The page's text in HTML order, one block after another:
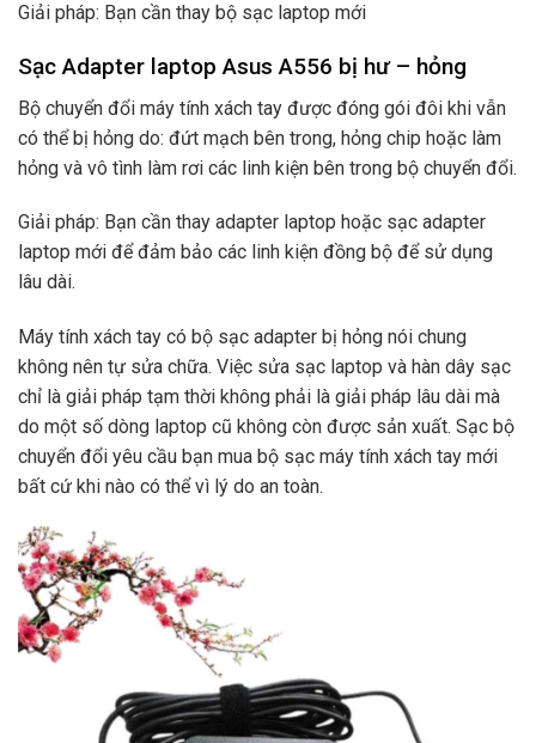
Giải pháp: Bạn cần thay bộ sạc laptop mới
Sạc Adapter laptop Asus A556 bị hư – hỏng
Bộ chuyển đổi máy tính xách tay được đóng gói đôi khi vẫn
có thể bị hỏng do: đứt mạch bên trong, hỏng chip hoặc làm
hỏng và vô tình làm rơi các linh kiện bên trong bộ chuyển đổi.
Giải pháp: Bạn cần thay adapter laptop hoặc sạc adapter
laptop mới để đảm bảo các linh kiện đồng bộ để sử dụng
lâu dài.
Máy tính xách tay có bộ sạc adapter bị hỏng nói chung
không nên tự sửa chữa. Việc sửa sạc laptop và hàn dây sạc
chỉ là giải pháp tạm thời không phải là giải pháp lâu dài mà
do một số dòng laptop cũ không còn được sản xuất. Sạc bộ
chuyển đổi yêu cầu bạn mua bộ sạc máy tính xách tay mới
bất cứ khi nào có thể vì lý do an toàn.